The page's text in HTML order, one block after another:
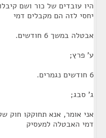
יחסי לזה הם מקבלים דמי
אבטלה במשך 6 חודשים.
ע' פרץ;
6 חודשים נגמרים.
ג' סבג;
דמי האבטלה למעסיק